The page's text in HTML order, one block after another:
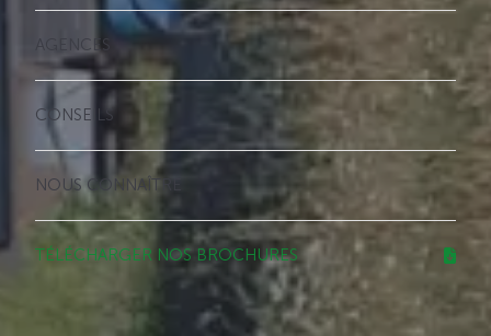
AGENCES
CONSEILS
NOUS CONNAÎTRE
TÉLÉCHARGER NOS BROCHURES